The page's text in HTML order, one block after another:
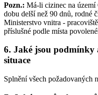
Pozn.: Má-li cizinec na
dobu delší než 90 dnů, rodné
Ministerstvo vnitra -
příslušné podle místa
6. Jaké jsou podmínky
situace
Splnění všech požadovaných